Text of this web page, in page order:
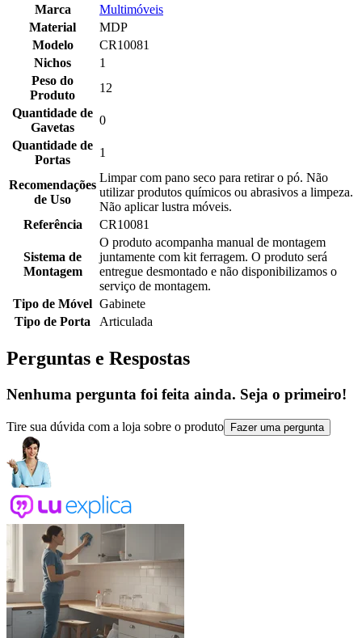
Marca
Multimóveis
Material
MDP
Modelo
CR10081
Nichos
1
Peso do
Produto
12
Quantidade de
Gavetas
0
Quantidade de
Portas
1
Recomendações
de Uso
Limpar com pano seco para retirar o pó. Não
utilizar produtos químicos ou abrasivos a limpeza.
Não aplicar lustra móveis.
Referência
CR10081
Sistema de
Montagem
O produto acompanha manual de montagem
juntamente com kit ferragem. O produto será
entregue desmontado e não disponibilizamos o
serviço de montagem.
Tipo de Móvel Gabinete
Tipo de Porta
Articulada
Perguntas e Respostas
Nenhuma pergunta foi feita ainda. Seja o primeiro!
Tire sua dúvida com a loja sobre o produto Fazer uma pergunta